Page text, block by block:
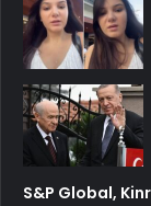
S&P Global,